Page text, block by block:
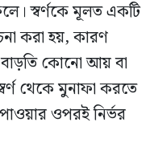
স্বর্ণকে মূলত একটি
করা হয়, কারণ
বাড়তি কোনো আয় বা
থেকে মুনাফা করতে
ওপরই নির্ভর